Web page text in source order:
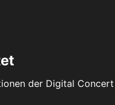
der Digital